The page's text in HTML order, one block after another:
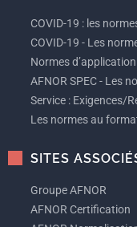
COVID-19 : les
COVID-19 - Les
Normes
AFNOR SPEC - Les
Service : Exigences/
Les normes au
SITES
Groupe AFNOR
AFNOR Certification